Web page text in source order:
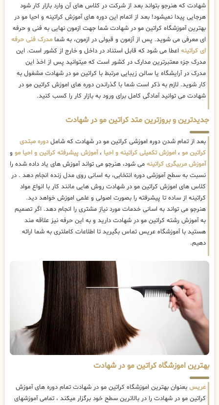
شهادت که هنرجو بتواند بعد از شرکت در کلاس های آن وارد بازار کار شود
هرجایی پیدا نمیشود! بعد از اتمام این دوره های آموزش کراتینه و احیا مو در
بهترین آموزشگاه کراتین مو در شهادت شما جهت ازمون نهایی به فنی و حرفه
ای معرفی می شوید. پس از آزمون و قبولی در ازمون، به شما مدرک فنی حرفه
ای کراتینه اعطا می شود که قابل استناد در داخل و خارج از کشور است. این
مدرک جزء معتبرترین مدارک در کشور است که میتوانید پس از اخذ این
مدرک در آرایشگاه یا سالن زیبایی مرتبط با کراتین مو در شهادت مشغول به
کار شوید. لازم به ذکر است شما با گذراندن دوره های اموزش کراتین مو در
شهادت می توانید آمادگی کامل برای ورود به بازار کار را کسب کنید.
جدیدترین و بروزترین متد کراتین مو در شهادت
بعد از تمام شدن دوره اموزشی کراتین مو در شهادت که شاملدوره مبتدی
کراتین مو ، اموزش تکمیلی کراتینه و احیا ،آموزش پیشرفته کراتین و احیا مو و
آموزش مربیگری کراتینه می شود، هنرجو می تواند آموزش های یاد داده شده را
نسبت به سطح آموزشی دوره انتخابی، به اسانی روی مدل زنده انجام دهد . در
کلاس های اموزش کراتین مو در شهادت روش هایی مانند کار با انواع مواد
کراتینه از ساده تا پیشرفته را بصورت اصولی و علمی اموزش خواهد دید.
هنرجو می تواند به اسانی خدمات مورد نیاز مشتری را انجام دهد. اگر تصمیم
به آموزش رشته کراتین مو در شهادت دارید و به این حرفه نیز علاقه مند
هستید با آموزشگاه عریس تماس بگیرید تا اطلاعات کاملتری به شما ارائه
دهیم.
بهترین اموزشگاه کراتین مو در شهادت
عریس بعنوان بهترین اموزشگاه کراتین مو در شهادت تمام دوره های آموزش
کراتین مو در شهادت را در بالاترین سطح خود برگزار میکند ، تمامی آموزشهای